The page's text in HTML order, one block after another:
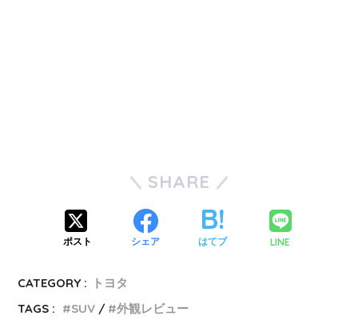
SHARE
ポスト シェア はてブ LINE
CATEGORY :
トヨタ
TAGS :
SUV 外観レビュー